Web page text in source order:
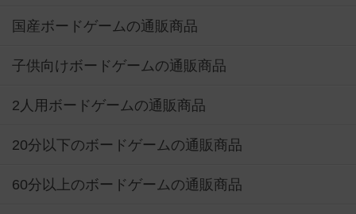
国産ボードゲームの通販商品
子供向けボードゲームの通販商品
2人用ボードゲームの通販商品
20分以下のボードゲームの通販商品
60分以上のボードゲームの通販商品